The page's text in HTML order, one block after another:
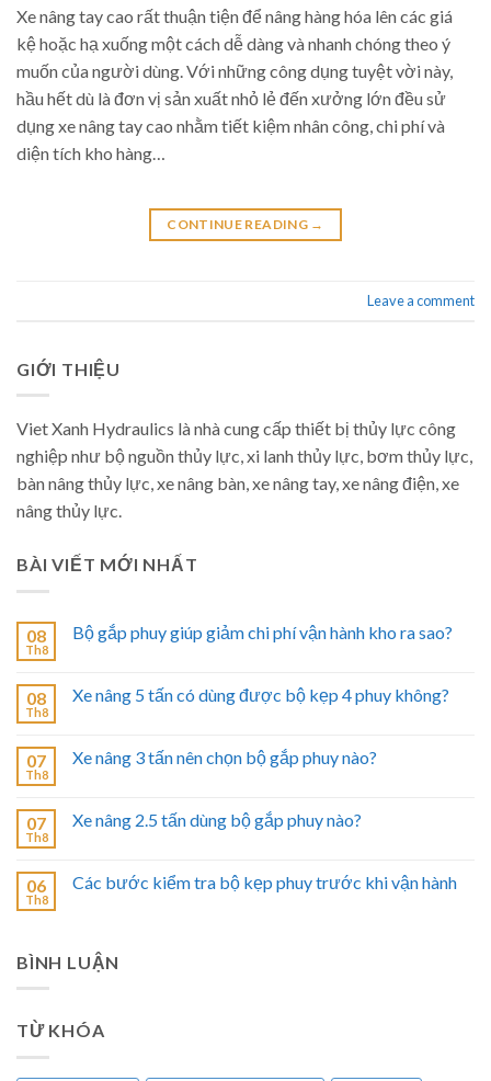
Xe nâng tay cao rất thuận tiện để nâng hàng hóa lên các giá
kệ hoặc hạ xuống một cách dễ dàng và nhanh chóng theo ý
muốn của người dùng. Với những công dụng tuyệt vời này,
hầu hết dù là đơn vị sản xuất nhỏ lẻ đến xưởng lớn đều sử
dụng xe nâng tay cao nhằm tiết kiệm nhân công, chi phí và
diện tích kho hàng…
CONTINUE READING →
Leave a comment
GIỚI THIỆU
Viet Xanh Hydraulics là nhà cung cấp thiết bị thủy lực công
nghiệp như bộ nguồn thủy lực, xi lanh thủy lực, bơm thủy lực,
bàn nâng thủy lực, xe nâng bàn, xe nâng tay, xe nâng điện, xe
nâng thủy lực.
BÀI VIẾT MỚI NHẤT
08
Th8
Bộ gắp phuy giúp giảm chi phí vận hành kho ra sao?
08
Th8
Xe nâng 5 tấn có dùng được bộ kẹp 4 phuy không?
07
Th8
Xe nâng 3 tấn nên chọn bộ gắp phuy nào?
07
Th8
Xe nâng 2.5 tấn dùng bộ gắp phuy nào?
06
Th8
Các bước kiểm tra bộ kẹp phuy trước khi vận hành
BÌNH LUẬN
TỪ KHÓA